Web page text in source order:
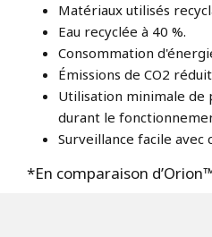
Matériaux utilisés
Eau recyclée à 40 %.
Consommation
Émissions de CO2
Utilisation minimale de
durant le
Surveillance facile avec
*En comparaison